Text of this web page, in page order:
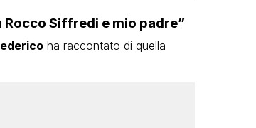
Rocco Siffredi e mio padre”
ha raccontato di quella